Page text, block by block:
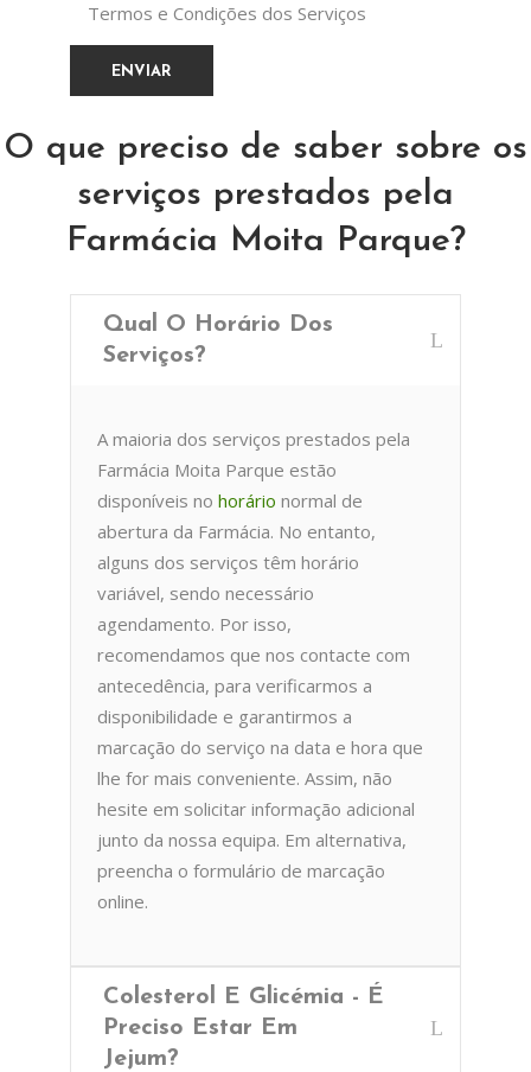
Termos e Condições dos Serviços
O que preciso de saber sobre os
serviços prestados pela
Farmácia Moita Parque?
Qual O Horário Dos
Serviços?
A maioria dos serviços prestados pela
Farmácia Moita Parque estão
disponíveis no horário normal de
abertura da Farmácia. No entanto,
alguns dos serviços têm horário
variável, sendo necessário
agendamento. Por isso,
recomendamos que nos contacte com
antecedência, para verificarmos a
disponibilidade e garantirmos a
marcação do serviço na data e hora que
lhe for mais conveniente. Assim, não
hesite em solicitar informação adicional
junto da nossa equipa. Em alternativa,
preencha o formulário de marcação
online.
Colesterol E Glicémia - É
Preciso Estar Em
Jejum?